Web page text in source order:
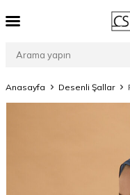
Anasayfa Desenli Şallar